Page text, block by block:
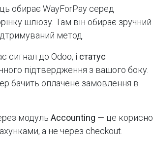
обирає WayForPay серед
шлюзу. Там він обирає зручний
метод.
сигнал до Odoo, і статус
підтвердження з вашого боку.
бачить оплачене замовлення в
модуль Accounting — це корисно
а не через checkout.